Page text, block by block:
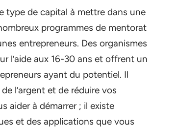
type de capital à mettre dans une
programmes de mentorat
entrepreneurs. Des organismes
l’aide aux 16-30 ans et offrent un
ayant du potentiel. Il
l’argent et de réduire vos
aider à démarrer ; il existe
et des applications que vous